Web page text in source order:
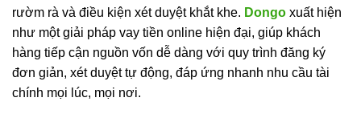
rườm rà và điều kiện xét duyệt khắt khe. Dongo xuất hiện
như một giải pháp vay tiền online hiện đại, giúp khách
hàng tiếp cận nguồn vốn dễ dàng với quy trình đăng ký
đơn giản, xét duyệt tự động, đáp ứng nhanh nhu cầu tài
chính mọi lúc, mọi nơi.